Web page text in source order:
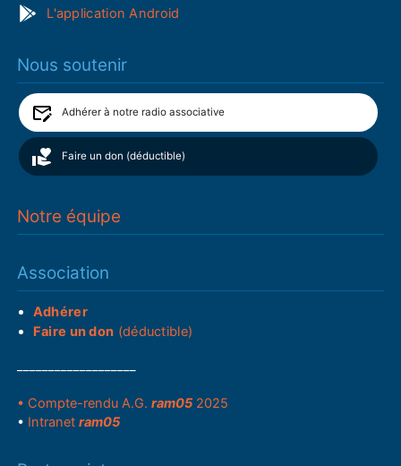
L'application Android
Nous soutenir
Adhérer à notre radio associative
Faire un don (déductible)
Notre équipe
Association
Adhérer
Faire un don (déductible)
• Compte-rendu A.G.ram05 2025
• Intranetram05